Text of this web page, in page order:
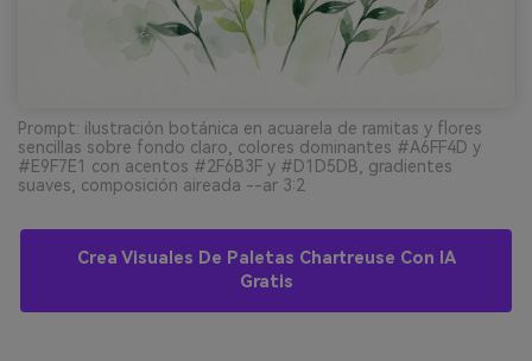
Prompt: ilustración botánica en acuarela de ramitas y flores
sencillas sobre fondo claro, colores dominantes #A6FF4D y
#E9F7E1 con acentos #2F6B3F y #D1D5DB, gradientes
suaves, composición aireada --ar 3:2
Crea Visuales De Paletas Chartreuse Con IA
Gratis